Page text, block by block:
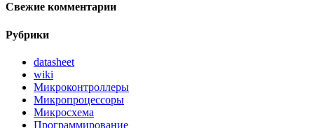
Свежие комментарии
Рубрики
datasheet
wiki
Микроконтроллеры
Микропроцессоры
Микросхема
Программирование